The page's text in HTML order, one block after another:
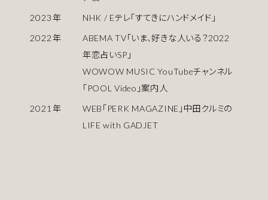
2023年
NHK / Eテレ「すてきにハンドメイド」
2022年
ABEMA TV「いま、好きな人いる？2022
年恋占いSP」
WOWOW MUSIC YouTubeチャンネル
「POOL Video」案内人
2021 年
WEB「PERK MAGAZINE」中田クルミの
LIFE with GADJET